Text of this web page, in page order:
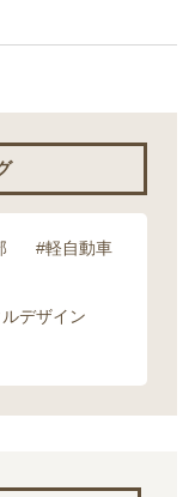
#軽自動車
デザイン